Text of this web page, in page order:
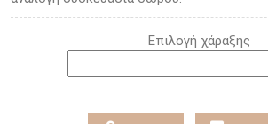
Επιλογή χάραξης